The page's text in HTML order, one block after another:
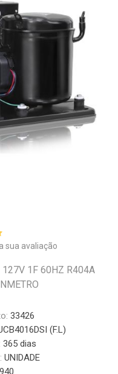
sua avaliação
1F 60HZ R404A
33426
(F.L)
365 dias
UNIDADE